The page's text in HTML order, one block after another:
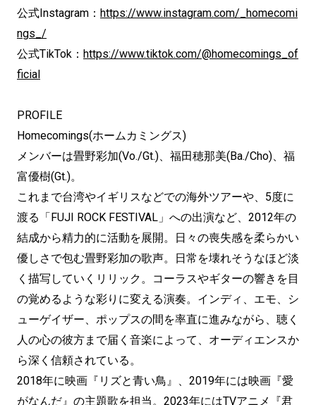
公式Instagram： https://www.instagram.com/_homecomi
ngs_/
公式TikTok： https://www.tiktok.com/@homecomings_of
ficial
PROFILE
Homecomings(ホームカミングス)
メンバーは畳野彩加(Vo./Gt.)、福田穂那美(Ba./Cho)、福
富優樹(Gt.)。
これまで台湾やイギリスなどでの海外ツアーや、5度に
渡る「FUJI ROCK FESTIVAL」への出演など、2012年の
結成から精力的に活動を展開。日々の喪失感を柔らかい
優しさで包む畳野彩加の歌声。日常を壊れそうなほど淡
く描写していくリリック。コーラスやギターの響きを目
の覚めるような彩りに変える演奏。インディ、エモ、シ
ューゲイザー、ポップスの間を率直に進みながら、聴く
人の心の彼方まで届く音楽によって、オーディエンスか
ら深く信頼されている。
2018年に映画『リズと青い鳥』、2019年には映画『愛
がなんだ』の主題歌を担当。2023年にはTVアニメ『君